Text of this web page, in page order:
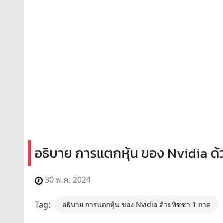
อธิบาย การแตกหุ้น ของ Nvidia ด้
30 พ.ค. 2024
Tag: อธิบาย การแตกหุ้น ของ Nvidia ด้วยพิซซา 1 ถาด